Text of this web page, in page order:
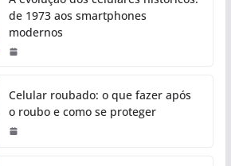
de 1973 aos smartphones
modernos
Celular roubado: o que fazer após
o roubo e como se proteger